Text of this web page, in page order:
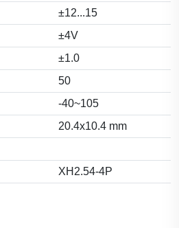
±12...15
±4V
±1.0
50
-40~105
20.4x10.4 mm
XH2.54-4P